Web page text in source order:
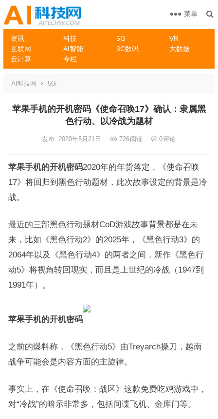
资讯 科技 5G
VR
互联网
AI智能 3C数码
大数据
云计算
专栏
菜单
AI科技网 5G
苹果手机的开机密码《使命召唤17》确认：隶属黑
色行动、以冷战为题材
发布: 2020年5月21日 726阅读 0评论
苹果手机的开机密码2020年的年货落定，《使命召唤
17》将回归到黑色行动题材，此次故事设定的背景是冷
战。
最近的三部黑色行动题材CoD游戏故事背景都是在未
来，比如《黑色行动2》的2025年，《黑色行动3》的
2064年以及《黑色行动4》的两者之间，新作《黑色行
动5》将视角转回现实，而且是上世纪的冷战（1947到
1991年）。
苹果手机的开机密码
之前的爆料称，《黑色行动5》由Treyarch操刀，越南
战争可能会是内容方面的主旋律。
事实上，在《使命召唤：战区》这款免费吃鸡游戏中，
对“冷战”的暗示非常多，包括间谍飞机、金库门等。